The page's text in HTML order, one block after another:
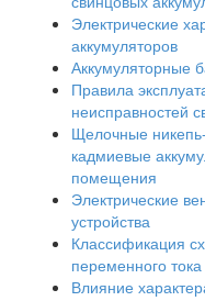
Электрические
аккумуляторов
Аккумуляторные
Правила
неисправностей
Щелочные
кадмиевые
помещения
Электрические
устройства
Классификация
переменного
Влияние